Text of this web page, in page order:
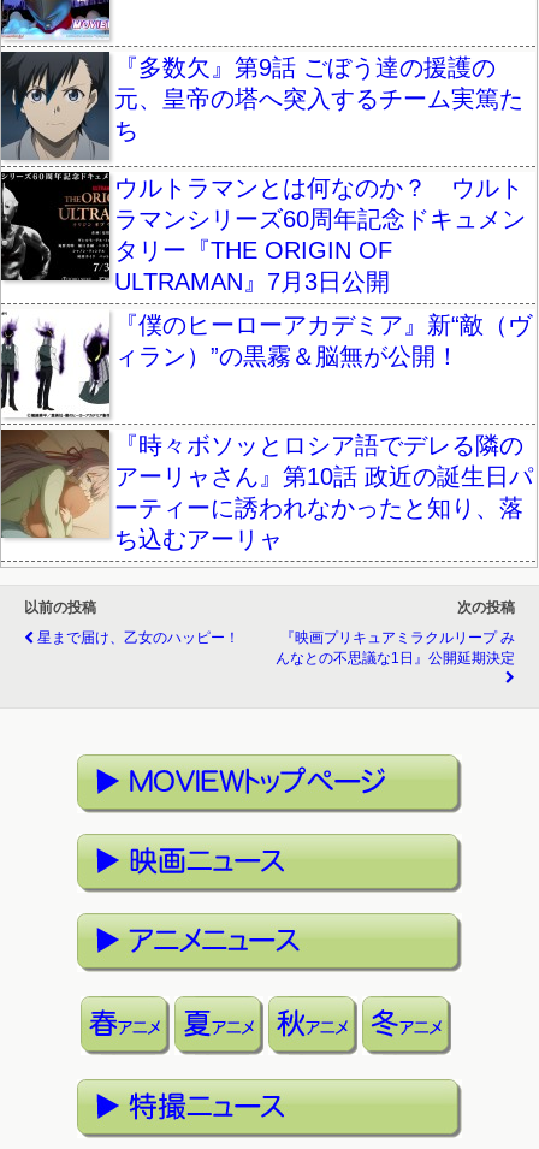
『多数欠』第9話 ごぼう達の援護の
元、皇帝の塔へ突入するチーム実篤た
ち
ウルトラマンとは何なのか？ ウルト
ラマンシリーズ60周年記念ドキュメン
タリー『THE ORIGIN OF
ULTRAMAN』7月3日公開
『僕のヒーローアカデミア』新“敵（ヴ
ィラン）”の黒霧＆脳無が公開！
『時々ボソッとロシア語でデレる隣の
アーリャさん』第10話 政近の誕生日パ
ーティーに誘われなかったと知り、落
ち込むアーリャ
以前の投稿
星まで届け、乙女のハッピー！
次の投稿
『映画プリキュアミラクルリープ み
んなとの不思議な1日』公開延期決定